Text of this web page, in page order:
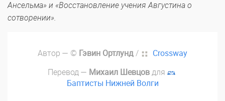
Ансельма» и «Восстановление учения Августина о
сотворении».
Автор — © Гэвин Ортлунд /
Crossway
Перевод — Михаил Шевцов для
Баптисты Нижней Волги